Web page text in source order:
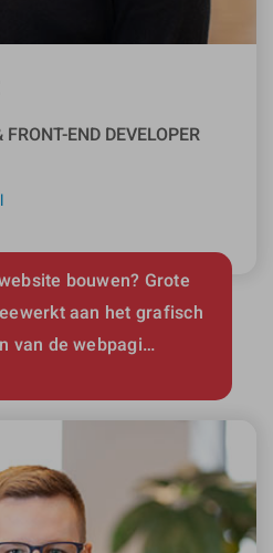
END DEVELOPER
bouwen? Grote
aan het grafisch
van de webpagi…